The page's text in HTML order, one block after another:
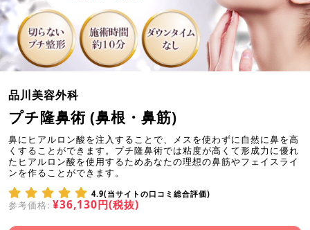
品川美容外科
プチ隆鼻術 (鼻根・鼻筋)
鼻にヒアルロン酸を注入することで、メスを使わずに自然に鼻を高
くすることができます。プチ隆鼻術では粘度が高くて形成力に優れ
たヒアルロン酸を使用するためあなたの理想の鼻筋やフェイスライ
ンを作ることができます。
4.9(当サイトの口コミ総合評価)
参考価格: ¥36,130円(税抜)